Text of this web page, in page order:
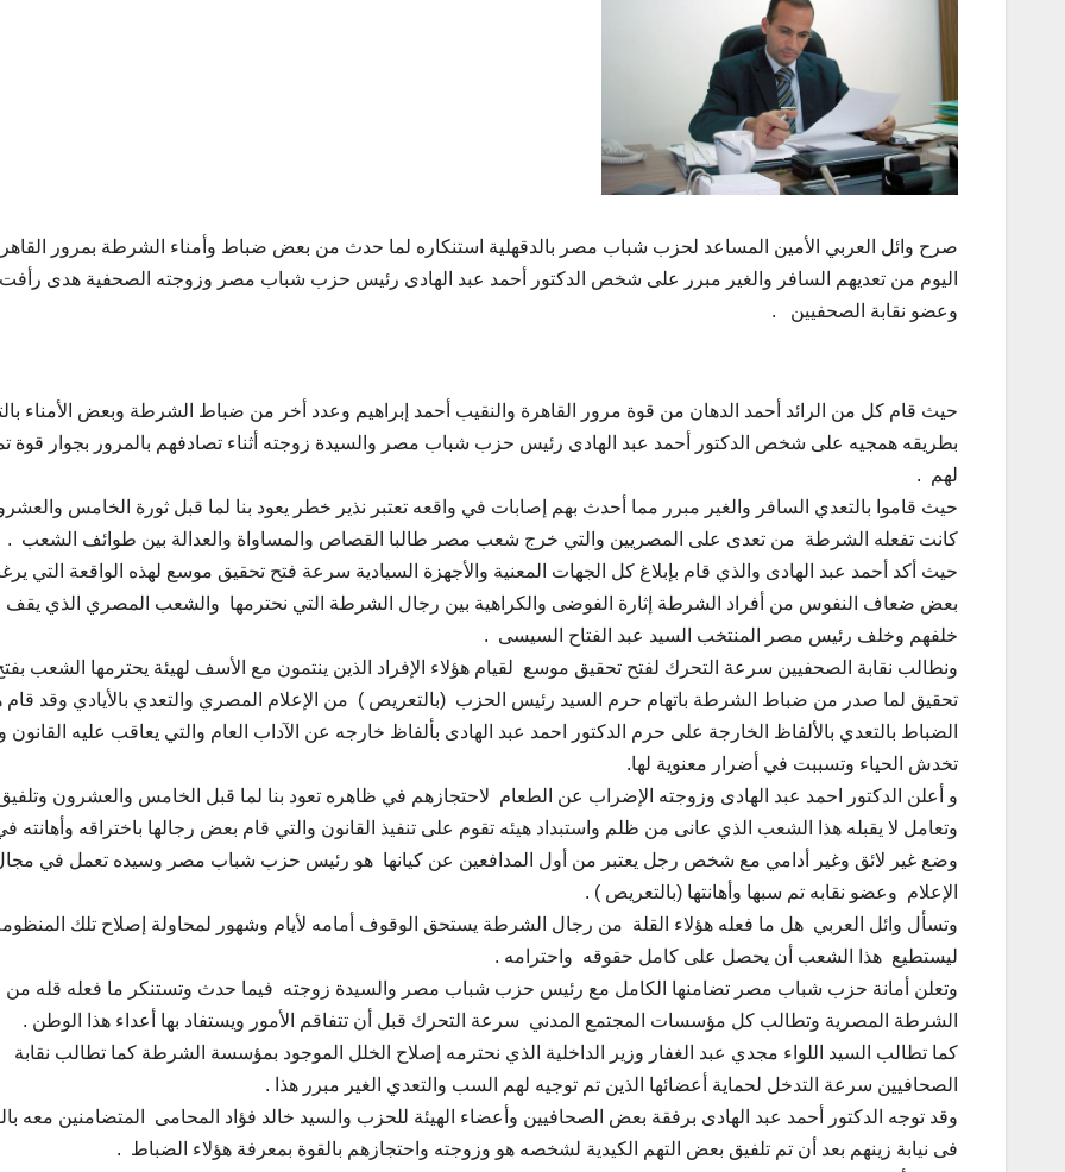
صرح وائل العربي الأمين المساعد لحزب شباب مصر بالدقهلية استنكاره لما حدث من بعض ضباط وأمناء الشرطة بمرور
اليوم من تعديهم السافر والغير مبرر على شخص الدكتور أحمد عبد الهادى رئيس حزب شباب مصر وزوجته الصحفية هدى رأفت
وعضو نقابة الصحفيين .
حيث قام كل من الرائد أحمد الدهان من قوة مرور القاهرة والنقيب أحمد إبراهيم وعدد أخر من ضباط الشرطة وبعض الأمناء
بطريقه همجيه على شخص الدكتور أحمد عبد الهادى رئيس حزب شباب مصر والسيدة زوجته أثناء تصادفهم بالمرور بجوار قوة
لهم .
حيث قاموا بالتعدي السافر والغير مبرر مما أحدث بهم إصابات في واقعه تعتبر نذير خطر يعود بنا لما قبل ثورة الخامس
كانت تفعله الشرطة من تعدى على المصريين والتي خرج شعب مصر طالبا القصاص والمساواة والعدالة بين طوائف الشعب .
حيث أكد أحمد عبد الهادى والذي قام بإبلاغ كل الجهات المعنية والأجهزة السيادية سرعة فتح تحقيق موسع لهذه الواقعة التي
بعض ضعاف النفوس من أفراد الشرطة إثارة الفوضى والكراهية بين رجال الشرطة التي نحترمها والشعب المصري الذي يقف
خلفهم وخلف رئيس مصر المنتخب السيد عبد الفتاح السيسى .
ونطالب نقابة الصحفيين سرعة التحرك لفتح تحقيق موسع لقيام هؤلاء الإفراد الذين ينتمون مع الأسف لهيئة يحترمها الشعب
تحقيق لما صدر من ضباط الشرطة باتهام حرم السيد رئيس الحزب (بالتعريص ) من الإعلام المصري والتعدي بالأيادي وقد قام
الضباط بالتعدي بالألفاظ الخارجة على حرم الدكتور احمد عبد الهادى بألفاظ خارجه عن الآداب العام والتي يعاقب عليه القانون
تخدش الحياء وتسببت في أضرار معنوية لها.
و أعلن الدكتور احمد عبد الهادى وزوجته الإضراب عن الطعام لاحتجازهم في ظاهره تعود بنا لما قبل الخامس والعشرون
وتعامل لا يقبله هذا الشعب الذي عانى من ظلم واستبداد هيئه تقوم على تنفيذ القانون والتي قام بعض رجالها باختراقه وأهانته
وضع غير لائق وغير أدامي مع شخص رجل يعتبر من أول المدافعين عن كيانها هو رئيس حزب شباب مصر وسيده تعمل في
الإعلام وعضو نقابه تم سبها وأهانتها (بالتعريص ) .
وتسأل وائل العربي هل ما فعله هؤلاء القلة من رجال الشرطة يستحق الوقوف أمامه لأيام وشهور لمحاولة إصلاح تلك
ليستطيع هذا الشعب أن يحصل على كامل حقوقه واحترامه .
وتعلن أمانة حزب شباب مصر تضامنها الكامل مع رئيس حزب شباب مصر والسيدة زوجته فيما حدث وتستنكر ما فعله قله من
الشرطة المصرية وتطالب كل مؤسسات المجتمع المدني سرعة التحرك قبل أن تتفاقم الأمور ويستفاد بها أعداء هذا الوطن .
كما تطالب السيد اللواء مجدي عبد الغفار وزير الداخلية الذي نحترمه إصلاح الخلل الموجود بمؤسسة الشرطة كما تطالب نقابة
الصحافيين سرعة التدخل لحماية أعضائها الذين تم توجيه لهم السب والتعدي الغير مبرر هذا .
وقد توجه الدكتور أحمد عبد الهادى برفقة بعض الصحافيين وأعضاء الهيئة للحزب والسيد خالد فؤاد المحامى المتضامنين معه
فى نيابة زينهم بعد أن تم تلفيق بعض التهم الكيدية لشخصه هو وزوجته واحتجازهم بالقوة بمعرفة هؤلاء الضباط .